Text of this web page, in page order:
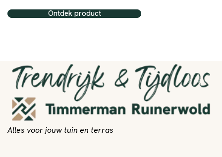
Ontdek product
Alles voor jouw tuin en terras